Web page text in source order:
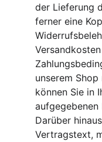
der Lieferung
ferner eine
unserem
können Sie in
aufgegebenen
Darüber
Vertragstext,